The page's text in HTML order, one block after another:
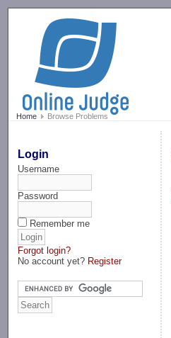
Home Browse Problems
Login
Username
Password
Remember me
Forgot login?
No account yet? Register